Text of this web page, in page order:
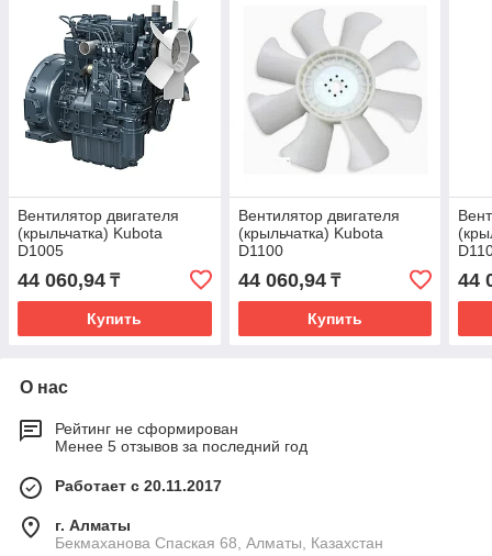
Вентилятор двигателя
(крыльчатка) Kubota
D1005
44 060,94 ₸
Купить
Вентилятор двигателя
(крыльчатка) Kubota
D1100
44 060,94₸
Купить
44
О нас
Рейтинг не сформирован
Менее 5 отзывов за последний год
Работает с 20.11.2017
г. Алматы
Бекмаханова Спаская 68, Алматы, Казахстан